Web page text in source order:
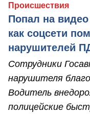
Происшествия
Попал на
как соцсети
нарушителей
Сотрудники
нарушителя
Водитель
полицейские